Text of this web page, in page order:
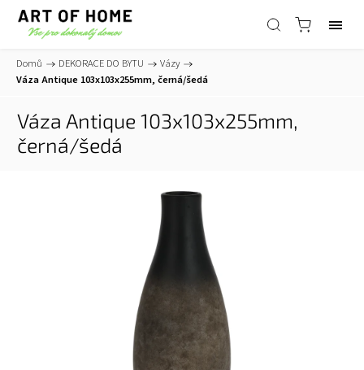
Domů / DEKORACE DO BYTU / Vázy /
Váza Antique 103x103x255mm, černá/šedá
Váza Antique 103x103x255mm,
černá/šedá